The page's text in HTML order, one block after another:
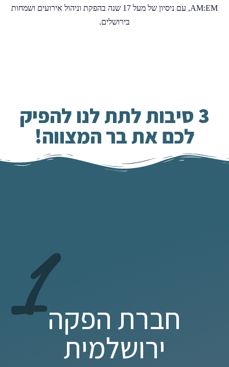
AM:EM, עם ניסיון של מעל 17 שנה בהפקת וניהול אירועים ושמחות
בירושלים.
3 סיבות לתת לנו להפיק
לכם את בר המצווה!
1חברת הפקה
ירושלמית